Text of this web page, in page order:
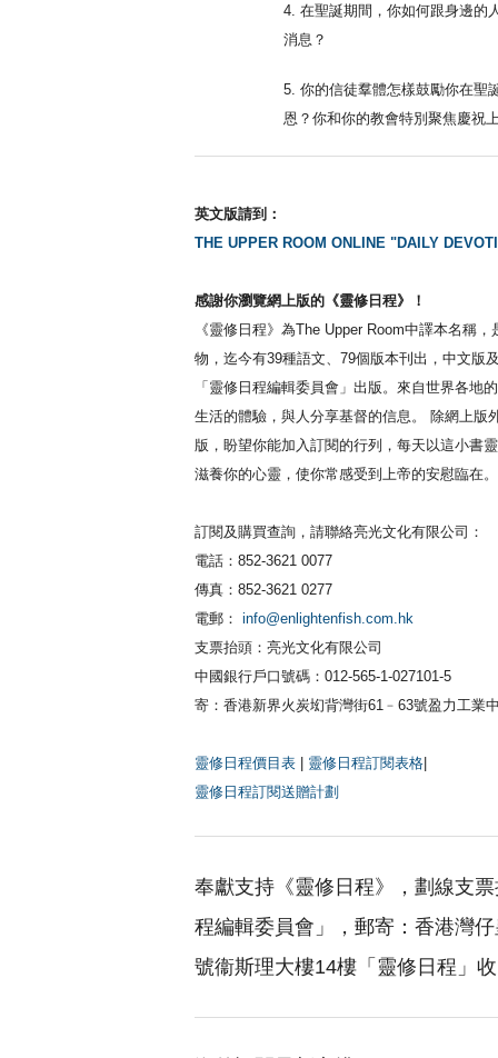
4. 在聖誕期間，你如何跟身邊的
消息？
5. 你的信徒羣體怎樣鼓勵你在聖
恩？你和你的教會特別聚焦慶祝
英文版請到：
THE UPPER ROOM ONLINE "DAILY
感謝你瀏覽網上版的《靈修日程》！
《靈修日程》為The Upper Room中譯本名稱
物，迄今有39種語文、79個版本刊出，中文版
「靈修日程編輯委員會」出版。來自世界各地
生活的體驗，與人分享基督的信息。 除網上版
版，盼望你能加入訂閱的行列，每天以這小書
滋養你的心靈，使你常感受到上帝的安慰臨在。
訂閱及購買查詢，請聯絡亮光文化有限公司：
電話：852-3621 0077
傳真：852-3621 0277
電郵： info@enlightenfish.com.hk
支票抬頭：亮光文化有限公司
中國銀行戶口號碼：012-565-1-027101-5
寄：香港新界火炭㘭背灣街61﹣63號盈力工業
靈修日程價目表 | 靈修日程訂閱表格|
靈修日程訂閱送贈計劃
奉獻支持《靈修日程》，劃線支
程編輯委員會」，郵寄：香港灣
號衞斯理大樓14樓「靈修日程」